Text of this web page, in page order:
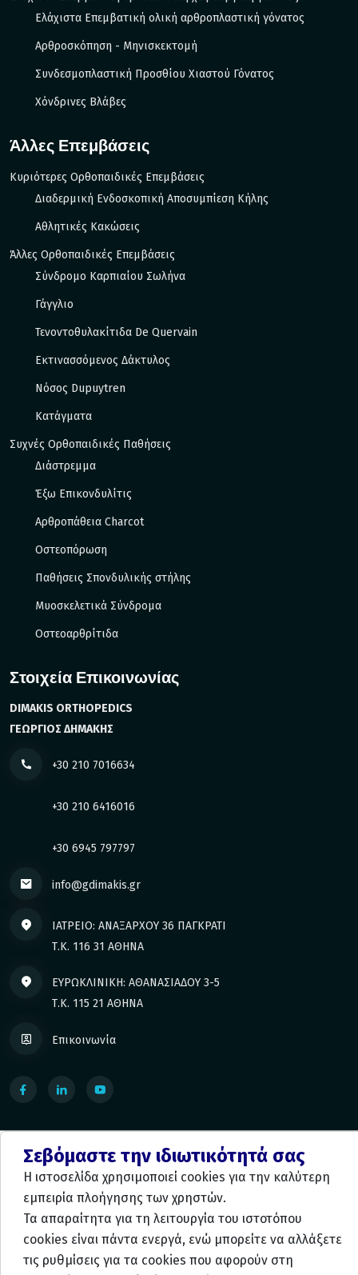
Ελάχιστα Επεμβατική ολική αρθροπλαστική γόνατος
Αρθροσκόπηση - Μηνισκεκτομή
Συνδεσμοπλαστική Προσθίου Χιαστού Γόνατος
Χόνδρινες Βλάβες
Άλλες Επεμβάσεις
Κυριότερες Ορθοπαιδικές Επεμβάσεις
Διαδερμική Ενδοσκοπική Αποσυμπίεση Κήλης
Αθλητικές Κακώσεις
Άλλες Ορθοπαιδικές Επεμβάσεις
Σύνδρομο Καρπιαίου Σωλήνα
Γάγγλιο
Τενοντοθυλακίτιδα De Quervain
Εκτινασσόμενος Δάκτυλος
Νόσος Dupuytren
Κατάγματα
Συχνές Ορθοπαιδικές Παθήσεις
Διάστρεμμα
Έξω Eπικονδυλίτις
Αρθροπάθεια Charcot
Οστεοπόρωση
Παθήσεις Σπονδυλικής στήλης
Μυοσκελετικά Σύνδρομα
Οστεοαρθρίτιδα
Στοιχεία Επικοινωνίας
DIMAKIS ORTHOPEDICS
ΓΕΩΡΓΙΟΣ ΔΗΜΑΚΗΣ
+30 210 7016634
+30 210 6416016
+30 6945 797797
info@gdimakis.gr
ΙΑΤΡΕΙΟ: ΑΝΑΞΑΡΧΟΥ 36 ΠΑΓΚΡΑΤΙ
Τ.Κ. 116 31 ΑΘΗΝΑ
ΕΥΡΩΚΛΙΝΙΚΗ: ΑΘΑΝΑΣΙΑΔΟΥ 3-5
Τ.Κ. 115 21 ΑΘΗΝΑ
Επικοινωνία
Κατασκευή και Φιλοξενία:Komvos.gr
Σεβόμαστε την ιδιωτικότητά σας
Η ιστοσελίδα χρησιμοποιεί cookies για την καλύτερη
εμπειρία πλοήγησης των χρηστών.
Τα απαραίτητα για τη λειτουργία του ιστοτόπου
cookies είναι πάντα ενεργά, ενώ μπορείτε να αλλάξετε
τις ρυθμίσεις για τα cookies που αφορούν στη